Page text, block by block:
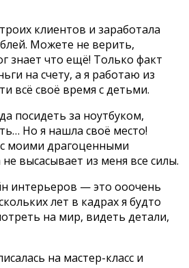
клиентов и заработала
Можете не верить,
знает что ещё! Только факт
на счету, а я работаю из
всё своё время с детьми.
посидеть за ноутбуком,
Но я нашла своё место!
моими драгоценными
высасывает из меня все силы.
интерьеров — это ооочень
лет в кадрах я будто
на мир, видеть детали,
на мастер-класс и